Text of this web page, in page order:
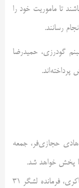
تا ماموریت خود را
رسانند.
گودرزی، حمیدرضا
هادی حجازی‌فر، جمعه
خلاصه داستان فیلم بدین‌صورت است: مهدی باکری، فرمانده لشگر 31